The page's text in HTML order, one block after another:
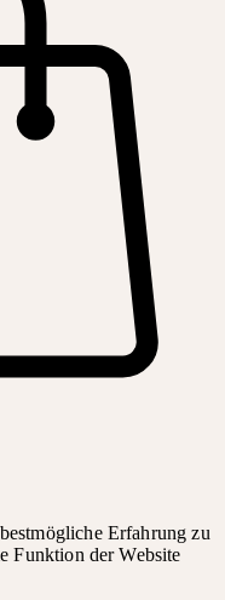
Erfahrung zu
Funktion der Website